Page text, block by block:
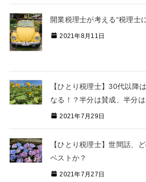
開業税理士が考える“税理士
2021年8月11日
【ひとり税理士】30代以降
なる！？半分は賛成、半分は
2021年7月29日
【ひとり税理士】世間話、
ベストか？
2021年7月27日